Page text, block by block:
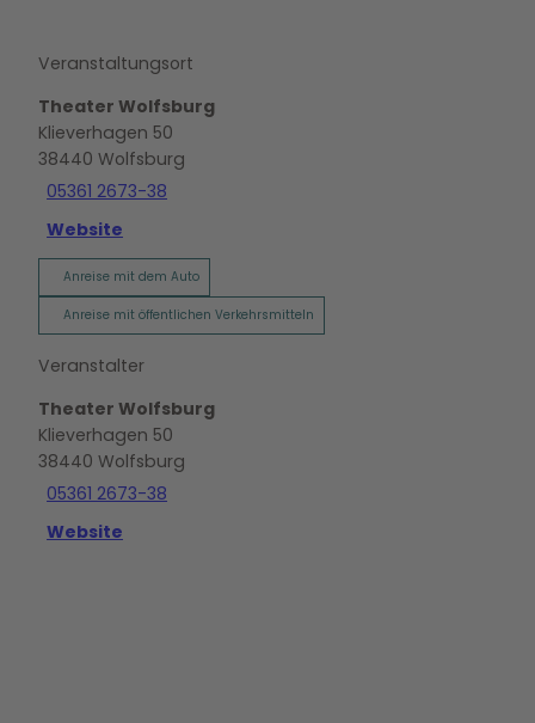
Veranstaltungsort
Theater Wolfsburg
Klieverhagen 50
38440 Wolfsburg
05361 2673-38
Website
Anreise mit dem Auto
Anreise mit öffentlichen Verkehrsmitteln
Veranstalter
Theater Wolfsburg
Klieverhagen 50
38440 Wolfsburg
05361 2673-38
Website